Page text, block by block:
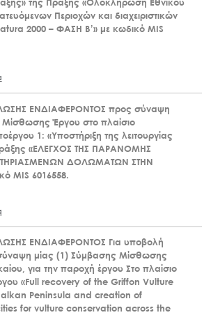
Περιοχών και διαχειριστικών
2000 – ΦΑΣΗ Β’» με κωδικό MIS
ΕΝΔΙΑΦΕΡΟΝΤΟΣ προς σύναψη
Έργου στο πλαίσιο
1: «Υποστήριξη της λειτουργίας
«ΕΛΕΓΧΟΣ ΤΗΣ ΠΑΡΑΝΟΜΗΣ
ΔΟΛΩΜΑΤΩΝ ΣΤΗΝ
MIS 6016558.
ΕΝΔΙΑΦΕΡΟΝΤΟΣ Για υποβολή
μίας (1) Σύμβασης Μίσθωσης
για την παροχή έργου Στο πλαίσιο
«Full recovery of the Griffon Vulture
Peninsula and creation of
for vulture conservation across the